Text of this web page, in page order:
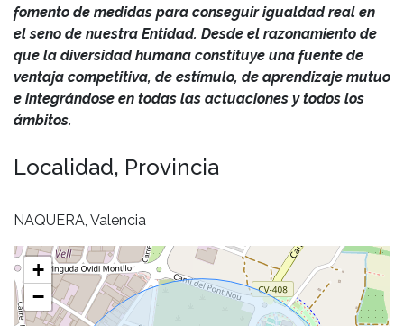
fomento de medidas para conseguir igualdad real en
el seno de nuestra Entidad. Desde el razonamiento de
que la diversidad humana constituye una fuente de
ventaja competitiva, de estímulo, de aprendizaje mutuo
e integrándose en todas las actuaciones y todos los
ámbitos.
Localidad, Provincia
NAQUERA, Valencia
+
−